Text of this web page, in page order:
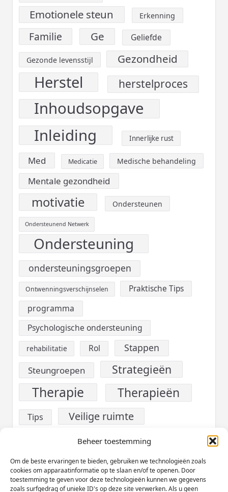
Beheer toestemming
Om de beste ervaringen te bieden, gebruiken we technologieën zoals
cookies om apparaatinformatie op te slaan en/of te openen. Door
toestemming te geven voor deze technologieën kunnen we gegevens
zoals surfgedrag of unieke ID's op deze site verwerken. Als u geen
Emotionele steun Erkenning
Familie Ge Geliefde
Gezonde levensstijl Gezondheid
Herstel herstelproces
Inhoudsopgave
Inleiding
Innerlijke rust
Med Medicatie Medische behandeling
Mentale gezondheid
motivatie Ondersteunen
Ondersteunend Netwerk
Ondersteuning
ondersteuningsgroepen
Ontwenningsverschijnselen Praktische Tips
programma
Psychologische ondersteuning
rehabilitatie Rol Stappen
Steungroepen Strategieën
Therapie Therapieën
Tips Veilige ruimte
verslaving Voeding
Welzijn Werk
Zelfzorg